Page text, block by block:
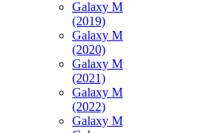
Galaxy M
(2019)
Galaxy M
(2020)
Galaxy M
(2021)
Galaxy M
(2022)
Galaxy M